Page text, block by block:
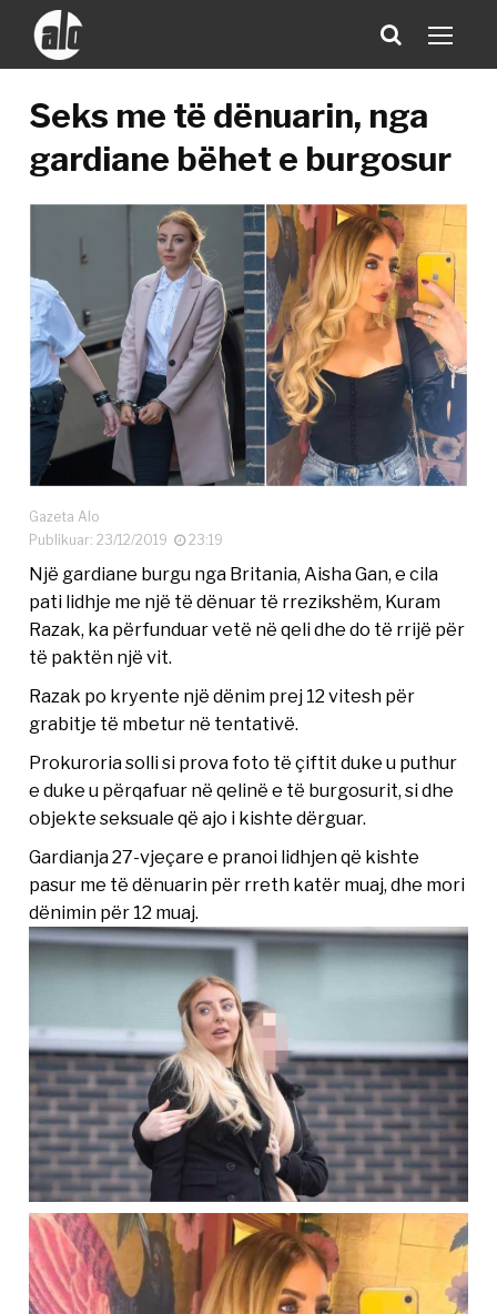
Seks me të dënuarin, nga
gardiane bëhet e burgosur
Gazeta Alo
Publikuar: 23/12/2019
23:19
Një gardiane burgu nga Britania, Aisha Gan, e cila
pati lidhje me një të dënuar të rrezikshëm, Kuram
Razak, ka përfunduar vetë në qeli dhe do të rrijë për
të paktën një vit.
Razak po kryente një dënim prej 12 vitesh për
grabitje të mbetur në tentativë.
Prokuroria solli si prova foto të çiftit duke u puthur
e duke u përqafuar në qelinë e të burgosurit, si dhe
objekte seksuale që ajo i kishte dërguar.
Gardianja 27-vjeçare e pranoi lidhjen që kishte
pasur me të dënuarin për rreth katër muaj, dhe mori
dënimin për 12 muaj.